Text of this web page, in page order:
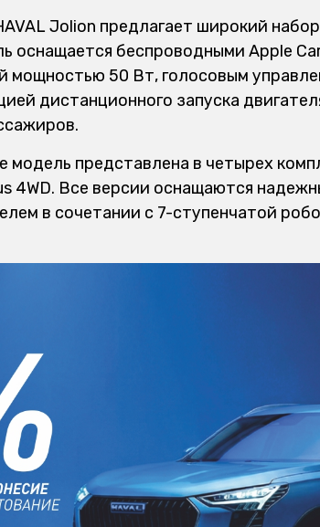
Jolion предлагает широкий
оснащается беспроводными Apple
мощностью 50 Вт, голосовым
дистанционного запуска
модель представлена в четырех
4WD. Все версии оснащаются
в сочетании с 7-ступенчатой